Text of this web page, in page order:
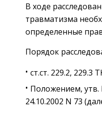
В ходе
трав­ма­тиз­ма
опре­де­лен­ные
По­ря­док
ст.ст. 229.2, 229.3
По­ло­же­ни­ем,
24.10.2002 N 73